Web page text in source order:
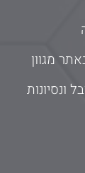
מגוון
ונסיונות